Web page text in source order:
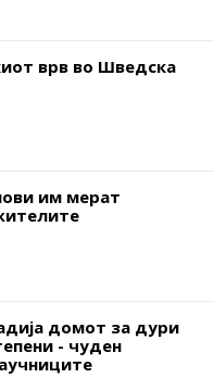
врв во Шведска
им мерат
домот за дури
- чуден